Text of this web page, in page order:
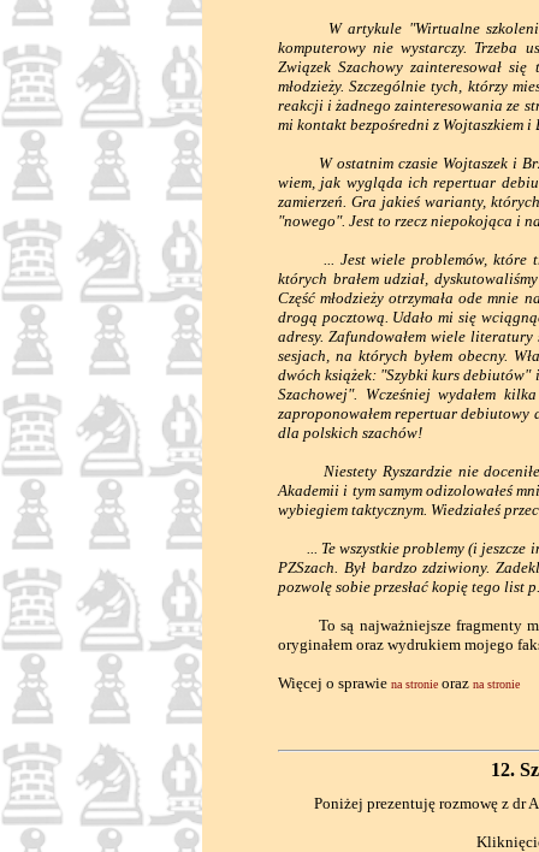
W artykule "Wirtualne szkolenie"
komputerowy nie wystarczy. Trzeba
Związek Szachowy zainteresował
młodzieży. Szczególnie tych, którzy
reakcji i żadnego zainteresowania ze
mi kontakt bezpośredni z Wojtaszkiem i
W ostatnim czasie Wojtaszek i
wiem, jak wygląda ich repertuar
zamierzeń. Gra jakieś warianty,
"nowego". Jest to rzecz niepokojąca i
... Jest wiele problemów, które
których brałem udział,
Część młodzieży otrzymała ode mnie
drogą pocztową. Udało mi się
adresy. Zafundowałem wiele
sesjach, na których byłem obecny.
dwóch książek: "Szybki kurs debiutów"
Szachowej". Wcześniej wydałem
zaproponowałem repertuar debiutowy
dla polskich szachów!
Niestety Ryszardzie nie doceniłeś
Akademii i tym samym odizolowałeś
wybiegiem taktycznym. Wiedziałeś
... Te wszystkie problemy (i jeszcze
PZSzach. Był bardzo zdziwiony.
pozwolę sobie przesłać kopię tego list
To są najważniejsze fragmenty
oryginałem oraz wydrukiem mojego
Więcej o sprawie na stronie oraz na stronie
12.
Poniżej prezentuję rozmowę z dr